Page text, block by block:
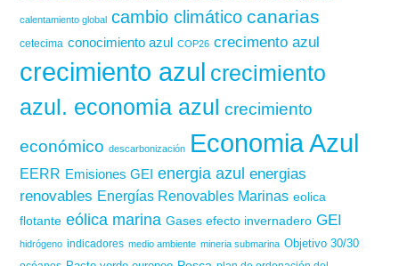
calentamiento global cambio climático canarias
cetecima conocimiento azul COP26 crecimento azul
crecimiento azul crecimiento
azul. economia azul crecimiento
económico descarbonización Economia Azul
EERR Emisiones GEI energia azul energias
renovables Energías Renovables Marinas eolica
flotante eólica marina Gases efecto invernadero GEI
hidrógeno indicadores medio ambiente mineria submarina Objetivo 30/30